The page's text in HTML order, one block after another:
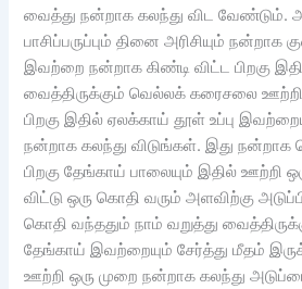
வைத்து நன்றாக கலந்து விட வேண்டும்.
பாசிப்பருப்பும் தினை அரிசியும் நன்றாக
இவற்றை நன்றாக கிண்டி விட்ட பிறகு
வைத்திருக்கும் வெல்லக் கரைசலை
பிறகு இதில் ஏலக்காய் தூள் உப்பு
நன்றாக கலந்து விடுங்கள். இது
பிறகு தேங்காய் பாலையும் இதில் ஊற்றி
விட்டு ஒரு கொதி வரும் அளவிற்கு
கொதி வந்ததும் நாம் வறுத்து
தேங்காய் இவற்றையும் சேர்த்து மீதம்
ஊற்றி ஒரு முறை நன்றாக கலந்து